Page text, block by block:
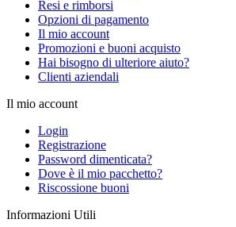
Resi e rimborsi
Opzioni di pagamento
Il mio account
Promozioni e buoni acquisto
Hai bisogno di ulteriore aiuto?
Clienti aziendali
Il mio account
Login
Registrazione
Password dimenticata?
Dove è il mio pacchetto?
Riscossione buoni
Informazioni Utili